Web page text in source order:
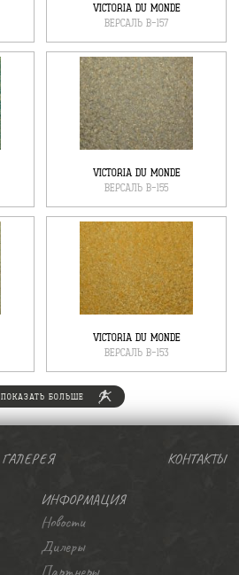
VICTORIA DU MONDE
ВЕРСАЛЬ В-157
VICTORIA DU MONDE
ВЕРСАЛЬ В-155
VICTORIA DU MONDE
ВЕРСАЛЬ В-153
ПОКАЗАТЬ БОЛЬШЕ
ГАЛЕРЕЯ КОНТАКТЫ
ИНФОРМАЦИЯ
Новости
Дилеры